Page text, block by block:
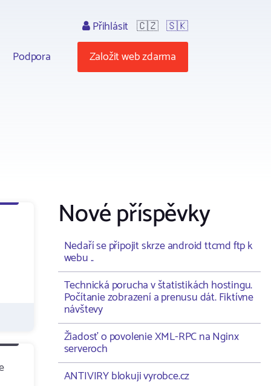
Podpora
Přihlásit 🇨🇿 🇸🇰
Založit web zdarma
Nové příspěvky
Nedaří se připojit skrze android ttcmd ftp k
webu ..
Technická porucha v štatistikách hostingu.
Počítanie zobrazení a prenusu dát. Fiktívne
návštevy
Žiadosť o povolenie XML-RPC na Nginx
serveroch
ANTIVIRY blokuji vyrobce.cz